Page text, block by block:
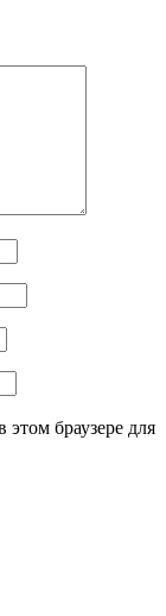
браузере для